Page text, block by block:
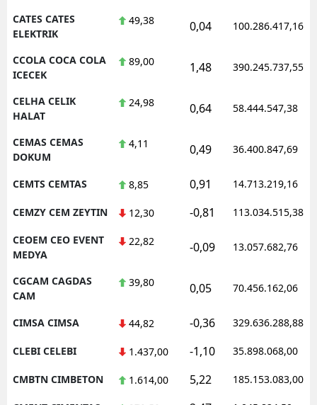
CATES CATES
ELEKTRIK
49,38 0,04 100.286.417,16
CCOLA COCA COLA
ICECEK
89,00 1,48 390.245.737,55
CELHA CELIK
HALAT
24,98 0,64 58.444.547,38
CEMAS CEMAS
DOKUM
4,11 0,49 36.400.847,69
CEMTS CEMTAS 8,85 0,91 14.713.219,16
CEMZY CEM ZEYTIN 12,30 -0,81 113.034.515,38
CEOEM CEO EVENT
MEDYA
22,82 -0,09 13.057.682,76
CGCAM CAGDAS
CAM
39,80 0,05 70.456.162,06
CIMSA CIMSA 44,82 -0,36 329.636.288,88
CLEBI CELEBI 1.437,00 -1,10 35.898.068,00
CMBTN CIMBETON 1.614,00 5,22 185.153.083,00